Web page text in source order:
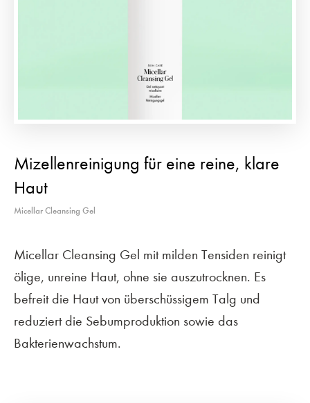
Mizellenreinigung für eine reine, klare
Haut
Micellar Cleansing Gel
Micellar Cleansing Gel mit milden Tensiden reinigt
ölige, unreine Haut, ohne sie auszutrocknen. Es
befreit die Haut von überschüssigem Talg und
reduziert die Sebumproduktion sowie das
Bakterienwachstum.